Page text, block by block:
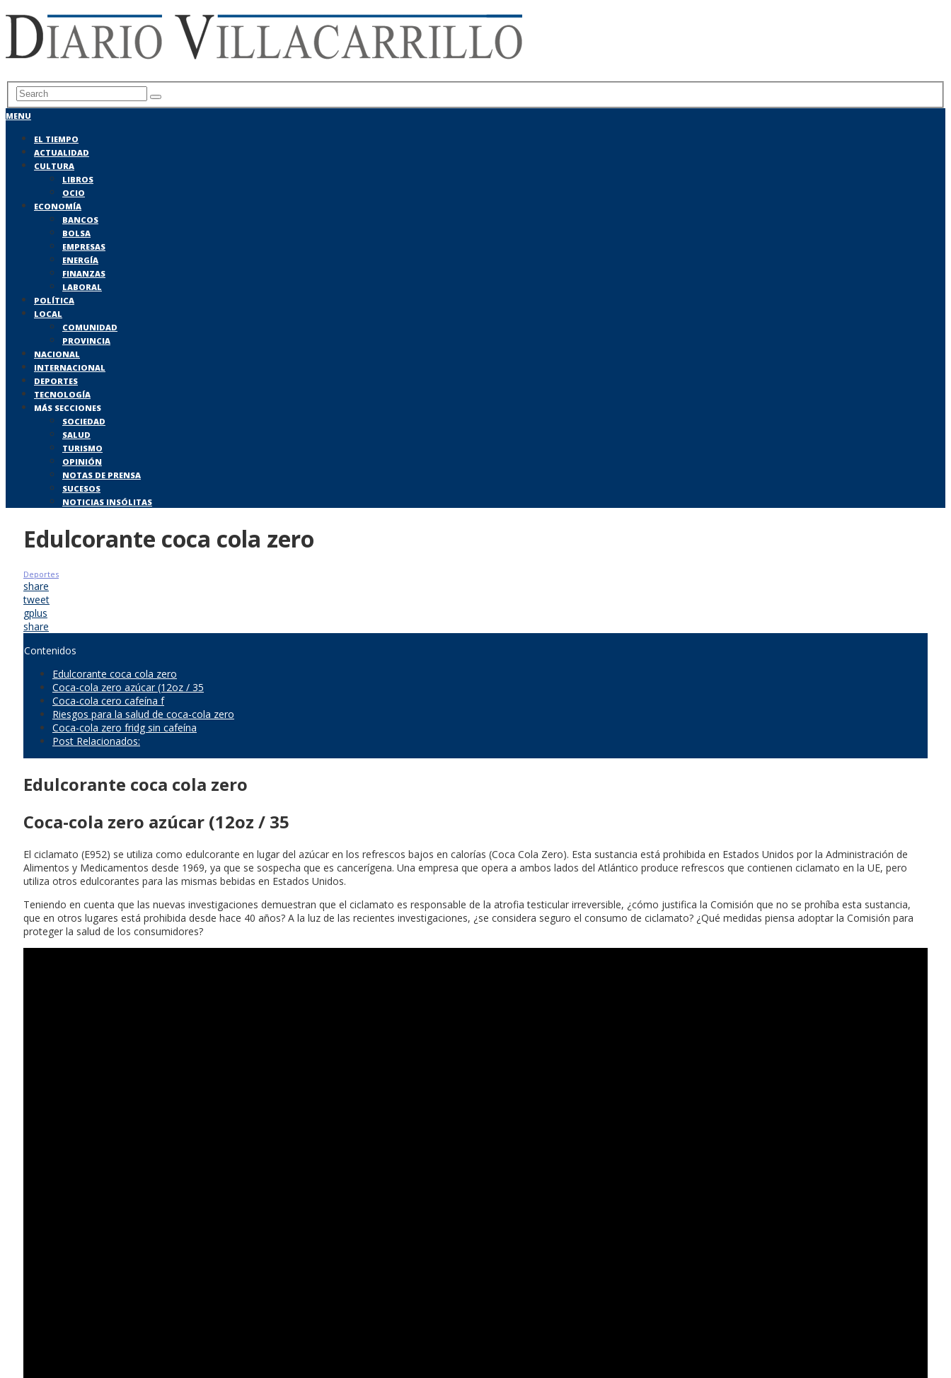
MENU
EL TIEMPO
ACTUALIDAD
CULTURA
LIBROS
OCIO
ECONOMÍA
BANCOS
BOLSA
EMPRESAS
ENERGÍA
FINANZAS
LABORAL
POLÍTICA
LOCAL
COMUNIDAD
PROVINCIA
NACIONAL
INTERNACIONAL
DEPORTES
TECNOLOGÍA
MÁS SECCIONES
SOCIEDAD
SALUD
TURISMO
OPINIÓN
NOTAS DE PRENSA
SUCESOS
NOTICIAS INSÓLITAS
Edulcorante coca cola zero
Deportes
share
tweet
gplus
share
Contenidos
Edulcorante coca cola zero
Coca-cola zero azúcar (12oz / 35
Coca-cola cero cafeína f
Riesgos para la salud de coca-cola zero
Coca-cola zero fridg sin cafeína
Post Relacionados:
Edulcorante coca cola zero
Coca-cola zero azúcar (12oz / 35
El ciclamato (E952) se utiliza como edulcorante en lugar del azúcar en los refrescos bajos en calorías (Coca Cola Zero). Esta sustancia está prohibida en Estados Unidos por la Administración de
Alimentos y Medicamentos desde 1969, ya que se sospecha que es cancerígena. Una empresa que opera a ambos lados del Atlántico produce refrescos que contienen ciclamato en la UE, pero
utiliza otros edulcorantes para las mismas bebidas en Estados Unidos.
Teniendo en cuenta que las nuevas investigaciones demuestran que el ciclamato es responsable de la atrofia testicular irreversible, ¿cómo justifica la Comisión que no se prohíba esta sustancia,
que en otros lugares está prohibida desde hace 40 años? A la luz de las recientes investigaciones, ¿se considera seguro el consumo de ciclamato? ¿Qué medidas piensa adoptar la Comisión para
proteger la salud de los consumidores?